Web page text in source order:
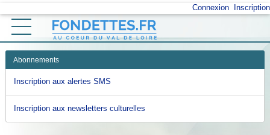
Connexion Inscription
Ouvrir le menu
Vos démarches
Abonnements
Inscription aux alertes SMS
Inscription aux newsletters culturelles